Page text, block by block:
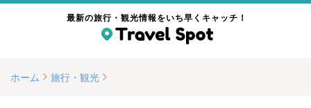
最新の旅行・観光情報をいち早くキャッチ！
ホーム 旅行・観光